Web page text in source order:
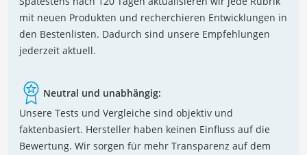
mit neuen Produkten und recherchieren Entwicklungen in
den Bestenlisten. Dadurch sind unsere Empfehlungen
jederzeit aktuell.
Neutral und unabhängig:
Unsere Tests und Vergleiche sind objektiv und
faktenbasiert. Hersteller haben keinen Einfluss auf die
Bewertung. Wir sorgen für mehr Transparenz auf dem